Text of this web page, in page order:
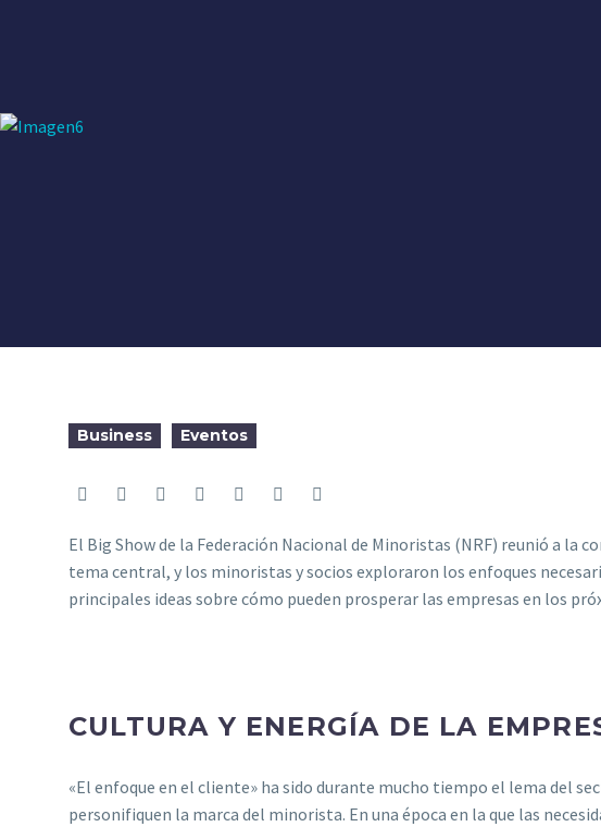
Business Eventos
El Big Show de la Federación Nacional de Minoristas (NRF) reunió a la
tema central, y los minoristas y socios exploraron los enfoques
principales ideas sobre cómo pueden prosperar las empresas en los
CULTURA Y ENERGÍA DE LA
«El enfoque en el cliente» ha sido durante mucho tiempo el lema del
personifiquen la marca del minorista. En una época en la que las